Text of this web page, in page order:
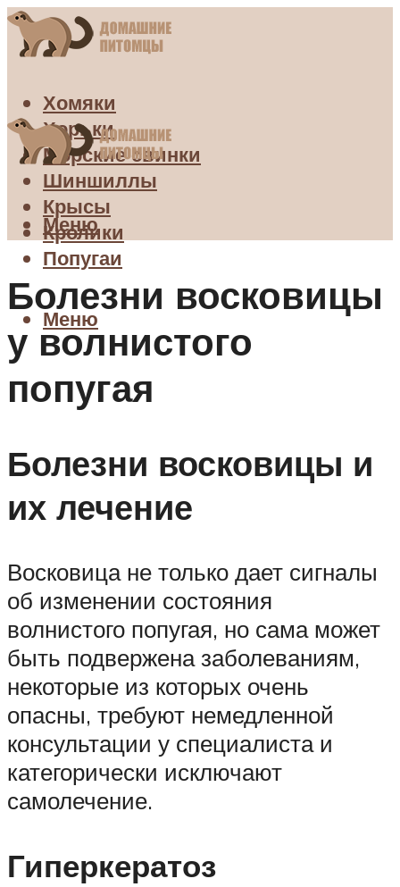
Хомяки
Хорьки
Морские свинки
Шиншиллы
Крысы
Кролики
Попугаи
Меню
Меню
Болезни восковицы
у волнистого
попугая
Болезни восковицы и
их лечение
Восковица не только дает сигналы
об изменении состояния
волнистого попугая, но сама может
быть подвержена заболеваниям,
некоторые из которых очень
опасны, требуют немедленной
консультации у специалиста и
категорически исключают
самолечение.
Гиперкератоз